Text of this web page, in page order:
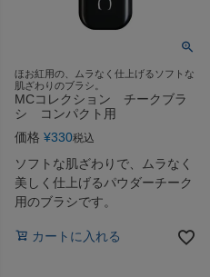
ほお紅用の、ムラなく仕上げるソフトな
肌ざわりのブラシ。
MCコレクション チークブラ
シ コンパクト用
価格 ¥330税込
ソフトな肌ざわりで、ムラなく
美しく仕上げるパウダーチーク
用のブラシです。
カートに入れる